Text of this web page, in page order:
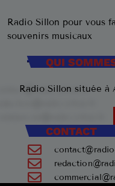
Radio Sillon pour vous
souvenirs musicaux
QUI
Radio Sillon située à
CONTACT